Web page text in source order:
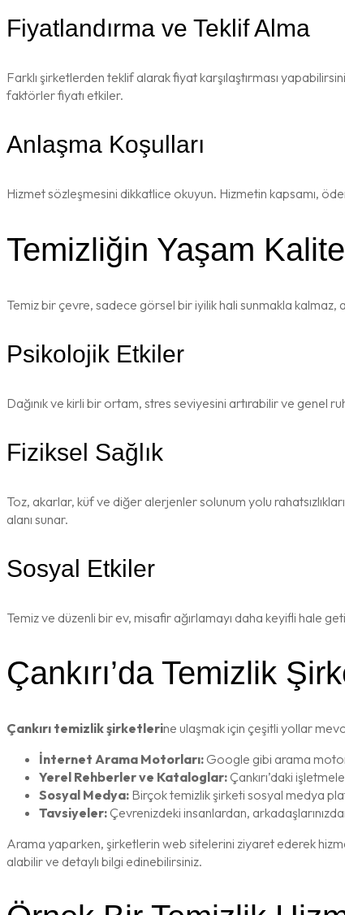
Fiyatlandırma ve Teklif Alma
Farklı şirketlerden teklif alarak fiyat karşılaştırması
faktörler fiyatı etkiler.
Anlaşma Koşulları
Hizmet sözleşmesini dikkatlice okuyun. Hizmetin kapsamı,
Temizliğin Yaşam
Temiz bir çevre, sadece görsel bir iyilik hali sunmakla
Psikolojik Etkiler
Dağınık ve kirli bir ortam, stres seviyesini artırabilir ve genel
Fiziksel Sağlık
Toz, akarlar, küf ve diğer alerjenler solunum yolu
alanı sunar.
Sosyal Etkiler
Temiz ve düzenli bir ev, misafir ağırlamayı daha keyifli hale
Çankırı’da Temizlik
Çankırı temizlik şirketlerine ulaşmak için çeşitli yollar
İnternet Arama Motorları: Google gibi arama
Yerel Rehberler ve Kataloglar: Çankırı’daki
Sosyal Medya: Birçok temizlik şirketi sosyal medya
Tavsiyeler: Çevrenizdeki insanlardan,
Arama yaparken, şirketlerin web sitelerini ziyaret ederek
alabilir ve detaylı bilgi edinebilirsiniz.